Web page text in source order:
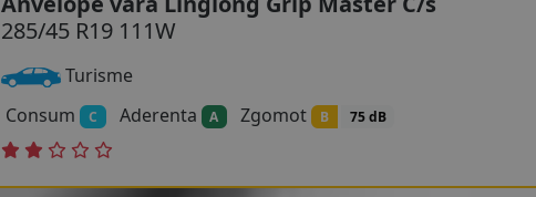
285/45 R19 111W
Turisme
Consum
C Aderenta A Zgomot B 75 dB